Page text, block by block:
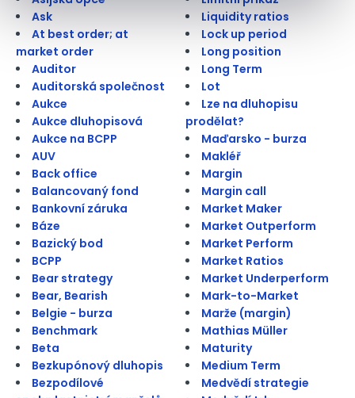
Ask
At best order; at
market order
Auditor
Auditorská společnost
Aukce
Aukce dluhopisová
Aukce na BCPP
AUV
Back office
Balancovaný fond
Bankovní záruka
Báze
Bazický bod
BCPP
Bear strategy
Bear, Bearish
Belgie - burza
Benchmark
Beta
Bezkupónový dluhopis
Bezpodílové
Liquidity ratios
Lock up period
Long position
Long Term
Lot
Lze na dluhopisu
prodělat?
Maďarsko - burza
Makléř
Margin
Margin call
Market Maker
Market Outperform
Market Perform
Market Ratios
Market Underperform
Mark-to-Market
Marže (margin)
Mathias Müller
Maturity
Medium Term
Medvědí strategie